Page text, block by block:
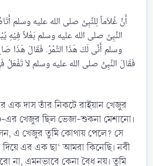
أَنَّ غُلاَماً لِلنَّبِىِّ صلى الله عليه وسلم
النَّبِىِّ صلى الله عليه وسلم بَعْلاً فِيْهِ
وسلم أَنَّى لَكَ هَذَا التَّمْرُ. فَقَالَ هَذَا
فَقَالَ النَّبِىُّ صلى الله عليه وسلم لاَ تَفْعَلْ
এর এক ছা‘ আমরা কিনেছি। নবী